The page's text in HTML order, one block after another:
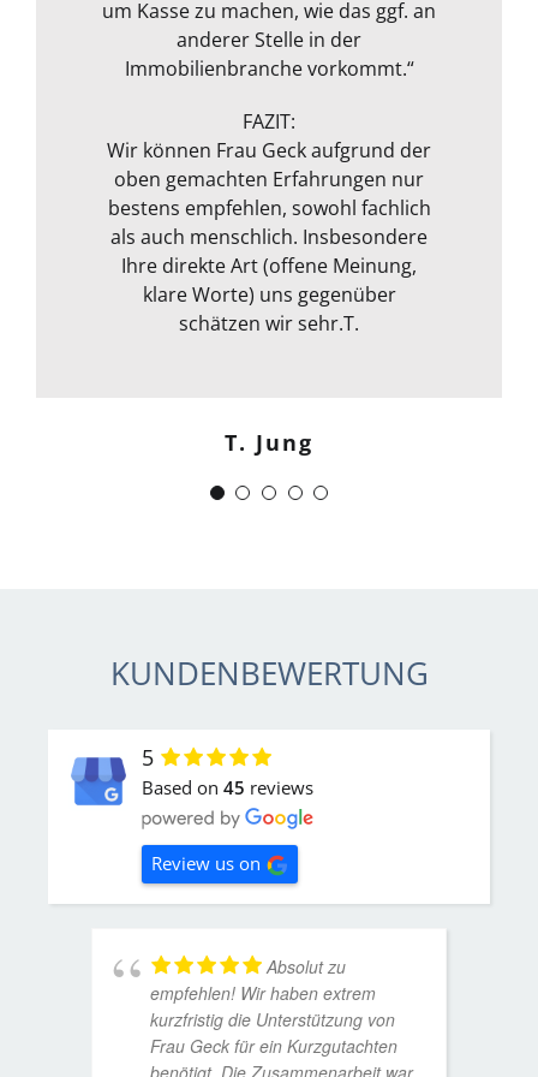
um Kasse zu machen, wie das ggf. an
anderer Stelle in der
Immobilienbranche vorkommt.“
FAZIT:
Wir können Frau Geck aufgrund der
oben gemachten Erfahrungen nur
bestens empfehlen, sowohl fachlich
als auch menschlich. Insbesondere
Ihre direkte Art (offene Meinung,
klare Worte) uns gegenüber
schätzen wir sehr.T.
T. Jung
und bewertet. Ausgestattet mit
Messgerät zur Feuchtmessung
entgeht ihrem geschultem Auge
angeboten wird, rundet sie durch
ihre fachliche Kompetenz ab. Termin
war auch sehr kurzfristig und
spontan machbar. Die
Kommunikation war auch bestens .
Egal ob email Telefon etc… Alles in
allem kann ich sie nur
weiterempfehlen. Weiter so !
J. Schwaber
rundeten das Paket zum
transparenten Preis ab! Vielen
Dank!“
Frank Dettenbach
KUNDENBEWERTUNG
5
Based on 45 reviews
Review us on
Absolut zu
empfehlen! Wir haben extrem
kurzfristig die Unterstützung von
Frau Geck für ein Kurzgutachten